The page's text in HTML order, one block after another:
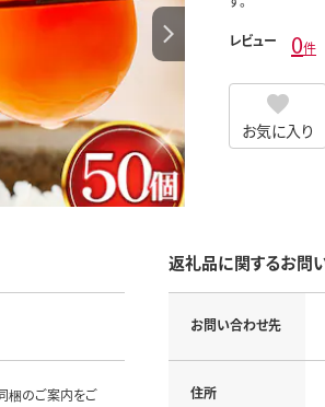
レビュー 0件
お気に入り
梱のご案内をご
返礼品に関するお問
お問い合わせ先
住所